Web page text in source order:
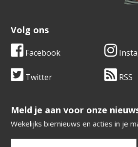
Volg ons
Facebook
Twitter RSS
​​​​​​​Meld je aan voor onze
Wekelijks biernieuws en acties in je